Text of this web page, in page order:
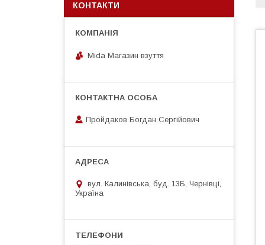
КОНТАКТИ
Mida Магазин взуття
Пройдаков Богдан Сергійович
вул. Калинівська, буд. 13Б, Чернівці,
Україна